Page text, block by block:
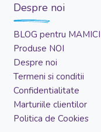
Despre noi
BLOG pentru MAMICI
Produse NOI
Despre noi
Termeni si conditii
Confidentialitate
Marturiile clientilor
Politica de Cookies